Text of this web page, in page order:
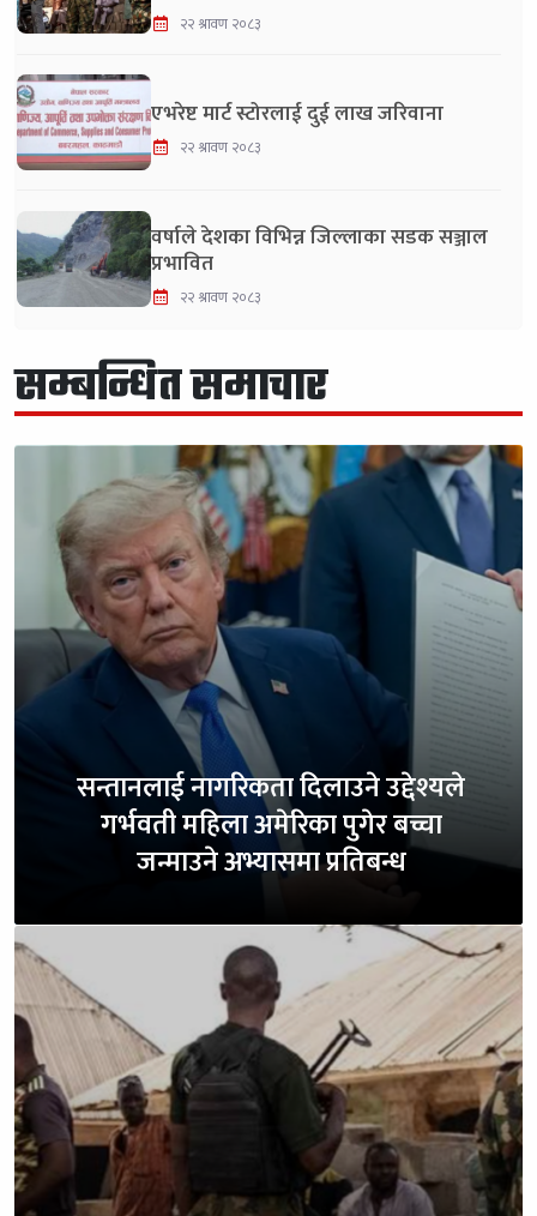
२२ श्रावण २०८३
एभरेष्ट मार्ट स्टोरलाई दुई लाख जरिवाना
२२ श्रावण २०८३
वर्षाले देशका विभिन्न जिल्लाका सडक सञ्जाल
प्रभावित
२२ श्रावण २०८३
सम्बन्धित समाचार
सन्तानलाई नागरिकता दिलाउने उद्देश्यले
गर्भवती महिला अमेरिका पुगेर बच्चा
जन्माउने अभ्यासमा प्रतिबन्ध